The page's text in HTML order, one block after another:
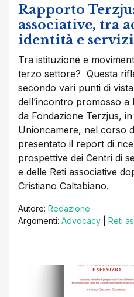
Rapporto
associative, tra
identità e
Tra istituzione e
terzo settore? Questa
secondo vari punti di
dell’incontro promosso a
da Fondazione Terzjus,
Unioncamere, nel corso
presentato il report di
prospettive dei Centri di
e delle Reti associative
Cristiano Caltabiano.
Autore: Redazione
Argomenti: Advocacy Reti